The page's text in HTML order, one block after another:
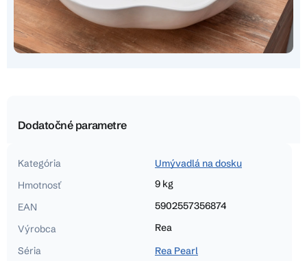
Dodatočné parametre
Kategória
Umývadlá na dosku
Hmotnosť
9 kg
EAN
5902557356874
Výrobca
Rea
Séria
Rea Pearl